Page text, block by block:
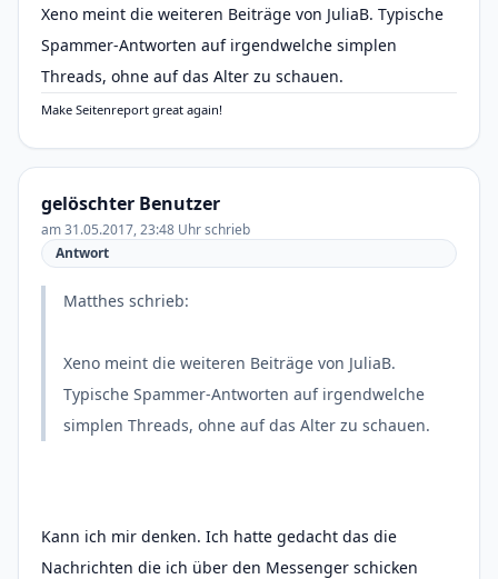
Xeno meint die weiteren Beiträge von JuliaB. Typische
Spammer-Antworten auf irgendwelche simplen
Threads, ohne auf das Alter zu schauen.
Make Seitenreport great again!
gelöschter Benutzer
am 31.05.2017, 23:48 Uhr schrieb
Antwort
Matthes schrieb:
Xeno meint die weiteren Beiträge von JuliaB.
Typische Spammer-Antworten auf irgendwelche
simplen Threads, ohne auf das Alter zu schauen.
Kann ich mir denken. Ich hatte gedacht das die
Nachrichten die ich über den Messenger schicken